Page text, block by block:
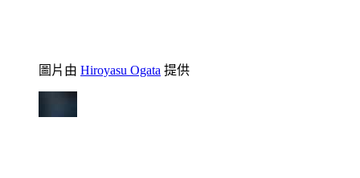
圖片由 Hiroyasu Ogata 提供